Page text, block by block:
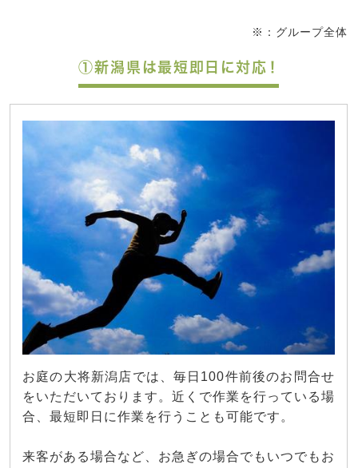
※：グループ全体
①新潟県は最短即日に対応！
お庭の大将新潟店では、毎日100件前後のお問合せ
をいただいております。近くで作業を行っている場
合、最短即日に作業を行うことも可能です。
来客がある場合など、お急ぎの場合でもいつでもお